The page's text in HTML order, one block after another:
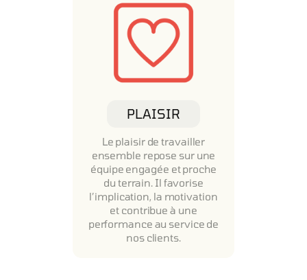
PLAISIR
Le plaisir de travailler
ensemble repose sur une
équipe engagée et proche
du terrain. Il favorise
l’implication, la motivation
et contribue à une
performance au service de
nos clients.